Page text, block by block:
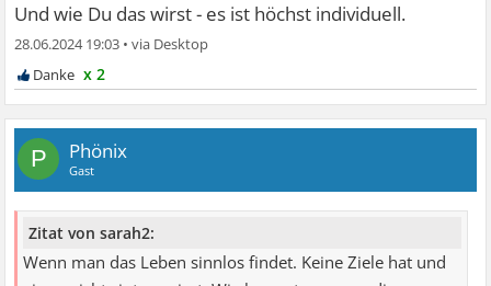
Und wie Du das wirst - es ist höchst individuell.
28.06.2024 19:03 •
x 2
P Phönix
Gast
Zitat von sarah2:
Wenn man das Leben sinnlos findet. Keine Ziele hat und